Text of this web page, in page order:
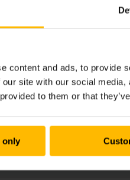
content and ads, to provide
site with our social
to them or that
only
advantages EFG 1
MB)